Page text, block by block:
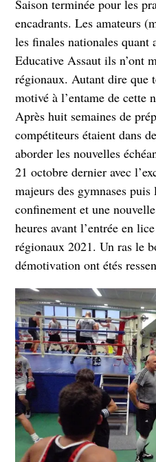
Saison terminée pour les
encadrants. Les amateurs
les finales nationales quant
Educative Assaut ils n’ont
régionaux. Autant dire que
motivé à l’entame de cette
Après huit semaines de
compétiteurs étaient dans
aborder les nouvelles
21 octobre dernier avec
majeurs des gymnases
confinement et une
heures avant l’entrée en
régionaux 2021. Un ras le
démotivation ont étés